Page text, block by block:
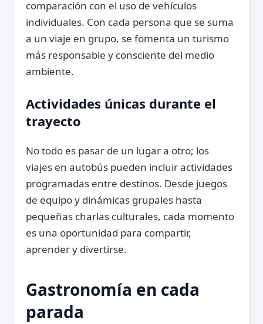
comparación con el uso de vehículos
individuales. Con cada persona que se suma
a un viaje en grupo, se fomenta un turismo
más responsable y consciente del medio
ambiente.
Actividades únicas durante el
trayecto
No todo es pasar de un lugar a otro; los
viajes en autobús pueden incluir actividades
programadas entre destinos. Desde juegos
de equipo y dinámicas grupales hasta
pequeñas charlas culturales, cada momento
es una oportunidad para compartir,
aprender y divertirse.
Gastronomía en cada
parada